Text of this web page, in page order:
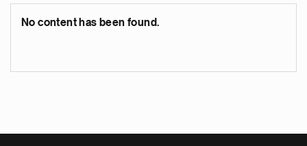
No content has been found.